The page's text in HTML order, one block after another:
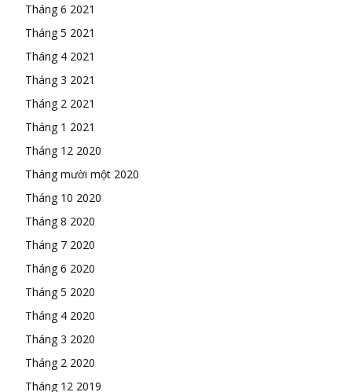
Tháng 6 2021
Tháng 5 2021
Tháng 4 2021
Tháng 3 2021
Tháng 2 2021
Tháng 1 2021
Tháng 12 2020
Tháng mười một 2020
Tháng 10 2020
Tháng 8 2020
Tháng 7 2020
Tháng 6 2020
Tháng 5 2020
Tháng 4 2020
Tháng 3 2020
Tháng 2 2020
Tháng 12 2019